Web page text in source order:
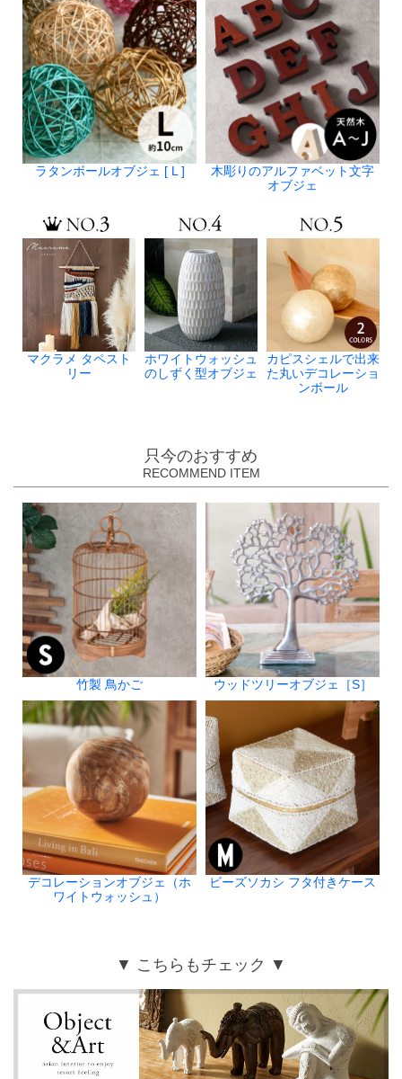
ラタンボールオブジェ [ L ]
木彫りのアルファベット文字
オブジェ
マクラメ タペスト
リー
ホワイトウォッシュ
のしずく型オブジェ
カピスシェルで出来
た丸いデコレーショ
ンボール
只今のおすすめ
RECOMMEND ITEM
竹製 鳥かご ウッドツリーオブジェ［S］
デコレーションオブジェ（ホ
ワイトウォッシュ）
ビーズソカシ フタ付きケース
▼ こちらもチェック ▼